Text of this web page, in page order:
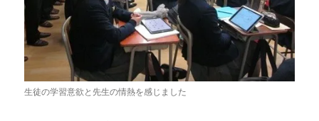
生徒の学習意欲と先生の情熱を感じました